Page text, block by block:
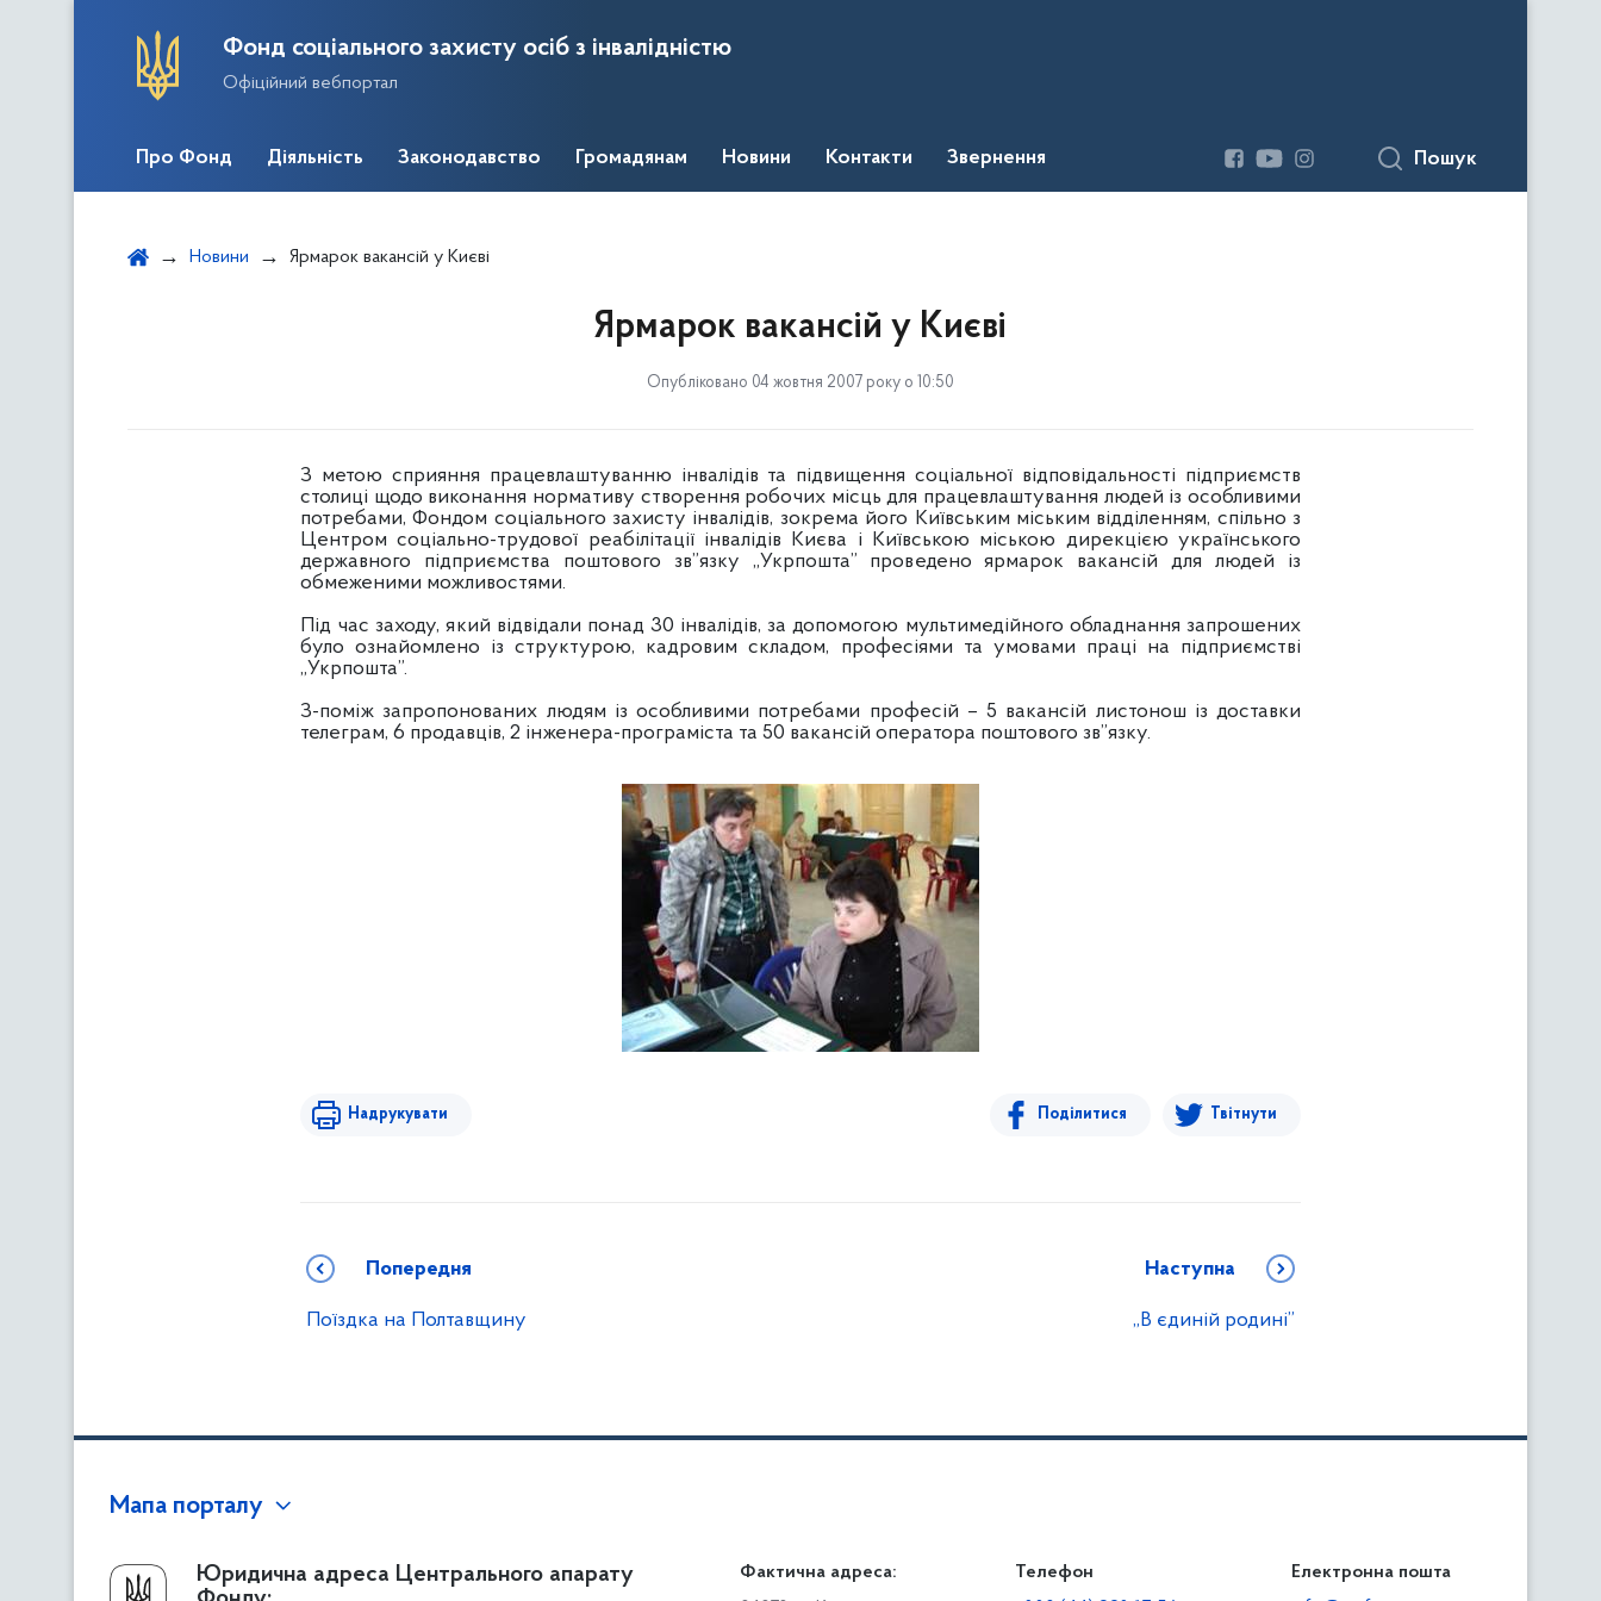
Фонд соціального захисту осіб з інвалідністю
Офіційний вебпортал
Про Фонд Діяльність Законодавство Громадянам Новини Контакти Звернення Пошук
Новини Ярмарок вакансій у Києві
Ярмарок вакансій у Києві
Опубліковано 04 жовтня 2007 року о 10:50
З метою сприяння працевлаштуванню інвалідів та підвищення соціальної відповідальності підприємств
столиці щодо виконання нормативу створення робочих місць для працевлаштування людей із особливими
потребами, Фондом соціального захисту інвалідів, зокрема його Київським міським відділенням, спільно з
Центром соціально-трудової реабілітації інвалідів Києва і Київською міською дирекцією українського
державного підприємства поштового зв”язку „Укрпошта” проведено ярмарок вакансій для людей із
обмеженими можливостями.
Під час заходу, який відвідали понад 30 інвалідів, за допомогою мультимедійного обладнання запрошених
було ознайомлено із структурою, кадровим складом, професіями та умовами праці на підприємстві
„Укрпошта”.
З-поміж запропонованих людям із особливими потребами професій – 5 вакансій листонош із доставки
телеграм, 6 продавців, 2 інженера-програміста та 50 вакансій оператора поштового зв”язку.
Надрукувати Поділитися Твітнути
Попередня
Поїздка на Полтавщину
Наступна
„В єдиній родині”
Мапа порталу
Про Фонд Громадянам Діяльність
Юридична адреса Центрального апарату
Фактична адреса:
Телефон
Електронна пошта